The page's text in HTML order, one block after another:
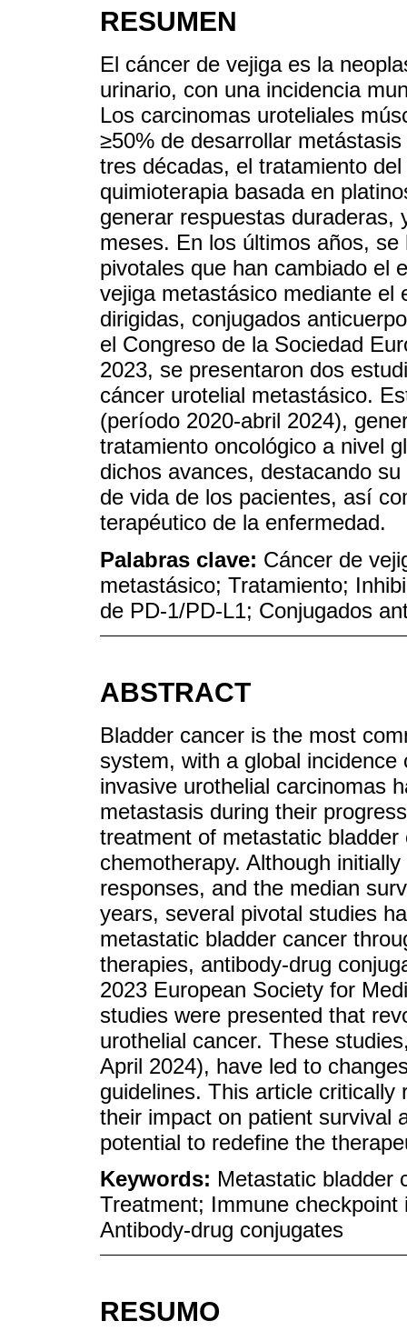
RESUMEN
El cáncer de vejiga es la
urinario, con una incidencia
Los carcinomas uroteliales
≥50% de desarrollar
tres décadas, el tratamiento
quimioterapia basada en
generar respuestas duraderas,
meses. En los últimos años,
pivotales que han cambiado el
vejiga metastásico mediante el
dirigidas, conjugados
el Congreso de la Sociedad
2023, se presentaron dos
cáncer urotelial metastásico.
(período 2020-abril 2024),
tratamiento oncológico a nivel
dichos avances, destacando
de vida de los pacientes, así
terapéutico de la enfermedad.
Palabras clave: Cáncer de
metastásico; Tratamiento;
de PD-1/PD-L1; Conjugados
ABSTRACT
Bladder cancer is the most
system, with a global
invasive urothelial carcinomas
metastasis during their
treatment of metastatic
chemotherapy. Although
responses, and the median
years, several pivotal studies
metastatic bladder cancer
therapies, antibody-drug
2023 European Society for
studies were presented that
urothelial cancer. These
April 2024), have led to
guidelines. This article critically
their impact on patient survival
potential to redefine the
Keywords: Metastatic bladder
Treatment; Immune
Antibody-drug conjugates
RESUMO